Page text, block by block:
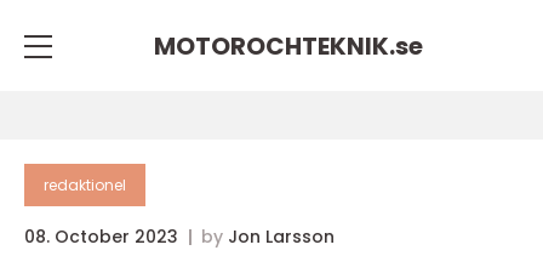
MOTOROCHTEKNIK.se
redaktionel
08. October 2023 by Jon Larsson